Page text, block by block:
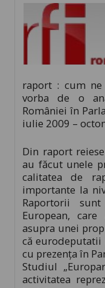
raport : cum ne
vorba de o
României în
iulie 2009 –
Din raport
au făcut unele
calitatea de
importante la
Raportorii
European,
asupra unei
că eurodeputatii
cu prezența în
Studiul
activitatea